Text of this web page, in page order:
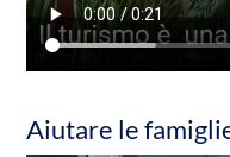
Aiutare le